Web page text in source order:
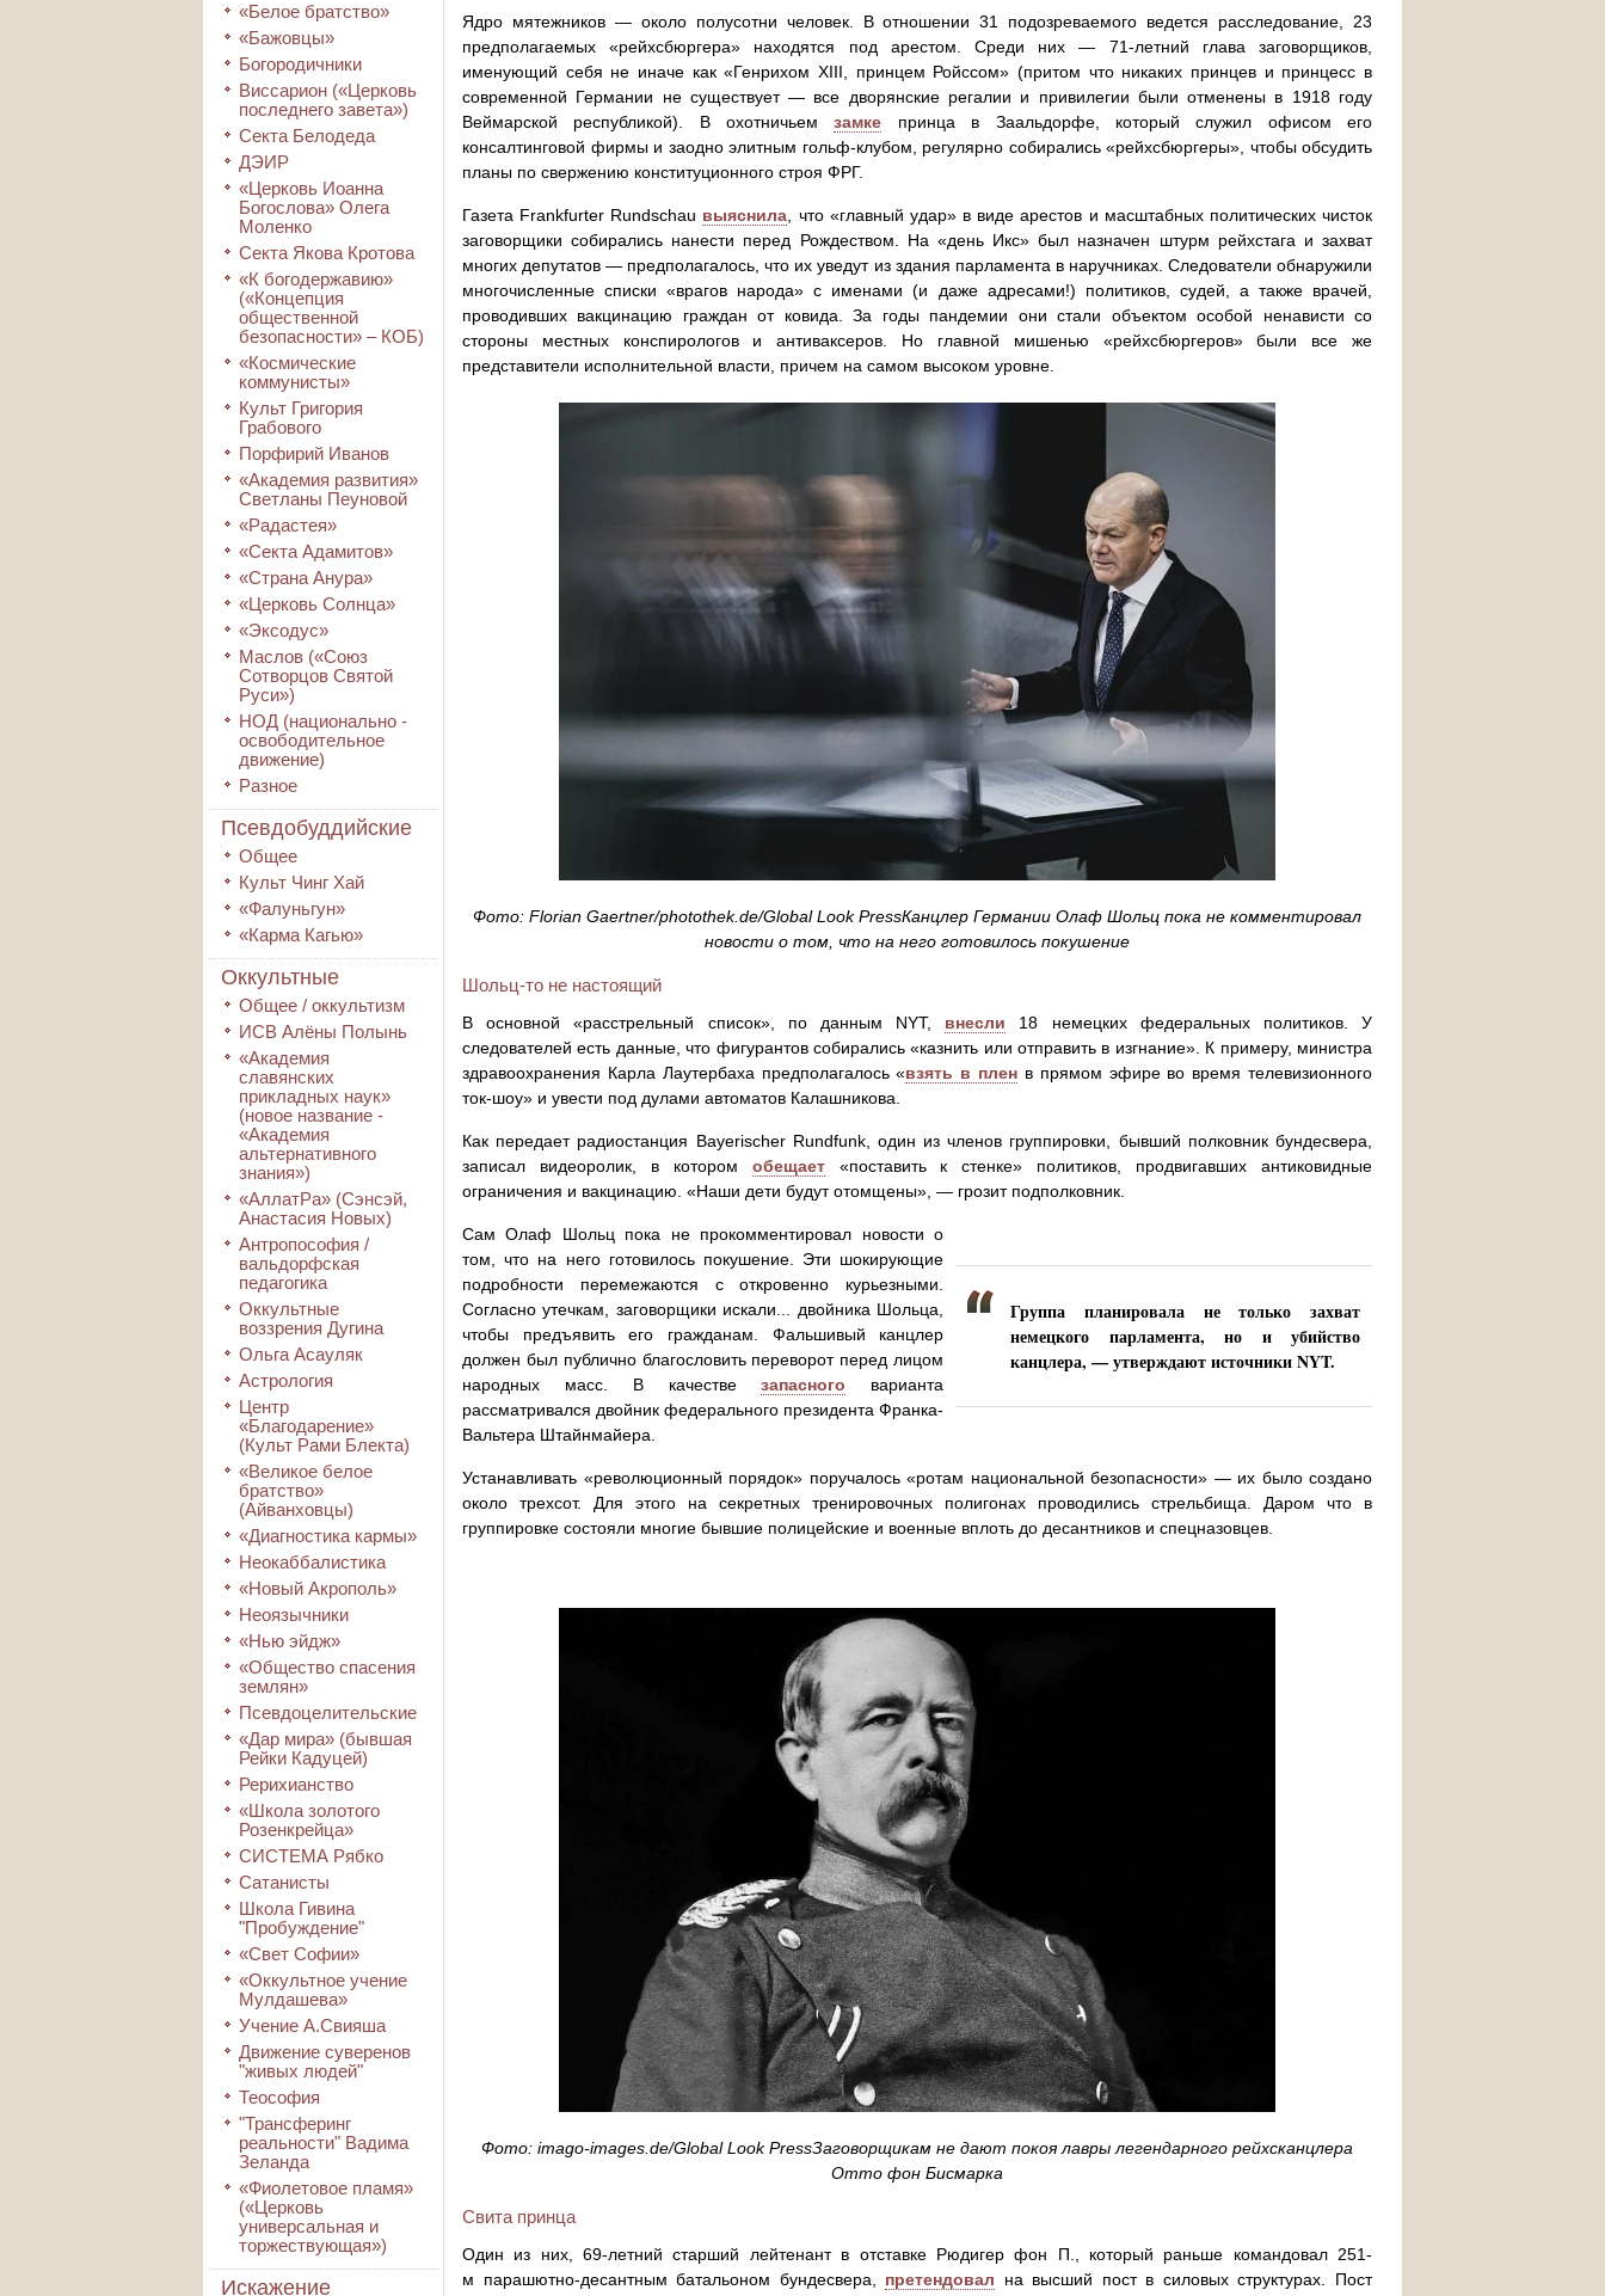
«Белое братство»
«Бажовцы»
Богородичники
Виссарион («Церковь
последнего завета»)
Секта Белодеда
ДЭИР
«Церковь Иоанна
Богослова» Олега
Моленко
Секта Якова Кротова
«К богодержавию»
(«Концепция
общественной
безопасности» – КОБ)
«Космические
коммунисты»
Культ Григория
Грабового
Порфирий Иванов
«Академия развития»
Светланы Пеуновой
«Радастея»
«Секта Адамитов»
«Страна Анура»
«Церковь Солнца»
«Эксодус»
Маслов («Союз
Сотворцов Святой
Руси»)
НОД (национально -
освободительное
движение)
Разное
Псевдобуддийские
Общее
Культ Чинг Хай
«Фалуньгун»
«Карма Кагью»
Оккультные
Общее / оккультизм
ИСВ Алёны Полынь
«Академия
славянских
прикладных наук»
(новое название -
«Академия
альтернативного
знания»)
«АллатРа» (Сэнсэй,
Анастасия Новых)
Антропософия /
вальдорфская
педагогика
Оккультные
воззрения Дугина
Ольга Асауляк
Астрология
Центр
«Благодарение»
(Культ Рами Блекта)
«Великое белое
братство»
(Айванховцы)
«Диагностика кармы»
Неокаббалистика
«Новый Акрополь»
Неоязычники
«Нью эйдж»
«Общество спасения
землян»
Псевдоцелительские
«Дар мира» (бывшая
Рейки Кадуцей)
Рерихианство
«Школа золотого
Розенкрейца»
СИСТЕМА Рябко
Сатанисты
Школа Гивина
"Пробуждение"
«Свет Софии»
«Оккультное учение
Мулдашева»
Учение А.Свияша
Движение суверенов
"живых людей"
Теософия
"Трансферинг
реальности" Вадима
Зеланда
«Фиолетовое пламя»
(«Церковь
универсальная и
торжествующая»)
Искажение
Ядро мятежников — около полусотни человек. В отношении 31 подозреваемого ведется расследование, 23
предполагаемых «рейхсбюргера» находятся под арестом. Среди них — 71-летний глава заговорщиков,
именующий себя не иначе как «Генрихом XIII, принцем Ройссом» (притом что никаких принцев и принцесс в
современной Германии не существует — все дворянские регалии и привилегии были отменены в 1918 году
Веймарской республикой). В охотничьемзамке принца в Заальдорфе, который служил офисом его
консалтинговой фирмы и заодно элитным гольф-клубом, регулярно собирались «рейхсбюргеры», чтобы обсудить
планы по свержению конституционного строя ФРГ.
Газета Frankfurter Rundschau выяснила , что «главный удар» в виде арестов и масштабных политических чисток
заговорщики собирались нанести перед Рождеством. На «день Икс» был назначен штурм рейхстага и захват
многих депутатов — предполагалось, что их уведут из здания парламента в наручниках. Следователи обнаружили
многочисленные списки «врагов народа» с именами (и даже адресами!) политиков, судей, а также врачей,
проводивших вакцинацию граждан от ковида. За годы пандемии они стали объектом особой ненависти со
стороны местных конспирологов и антиваксеров. Но главной мишенью «рейхсбюргеров» были все же
представители исполнительной власти, причем на самом высоком уровне.
Фото: Florian Gaertner/photothek.de/Global Look PressКанцлер Германии Олаф Шольц пока не комментировал
новости о том, что на него готовилось покушение
Шольц-то не настоящий
В основной «расстрельный список», по данным NYT, внесли 18 немецких федеральных политиков. У
следователей есть данные, что фигурантов собирались «казнить или отправить в изгнание». К примеру, министра
здравоохранения Карла Лаутербаха предполагалось «взять в плен в прямом эфире во время телевизионного
ток-шоу» и увести под дулами автоматов Калашникова.
Как передает радиостанция Bayerischer Rundfunk, один из членов группировки, бывший полковник бундесвера,
записал видеоролик, в котором обещает«поставить к стенке» политиков, продвигавших антиковидные
ограничения и вакцинацию. «Наши дети будут отомщены», — грозит подполковник.
Группа планировала не только захват
немецкого парламента, но и убийство
канцлера, — утверждают источники NYT.
Сам Олаф Шольц пока не прокомментировал новости о
том, что на него готовилось покушение. Эти шокирующие
подробности перемежаются с откровенно курьезными.
Согласно утечкам, заговорщики искали... двойника Шольца,
чтобы предъявить его гражданам. Фальшивый канцлер
должен был публично благословить переворот перед лицом
народных масс. В качествезапасного варианта
рассматривался двойник федерального президента Франка-
Вальтера Штайнмайера.
Устанавливать «революционный порядок» поручалось «ротам национальной безопасности» — их было создано
около трехсот. Для этого на секретных тренировочных полигонах проводились стрельбища. Даром что в
группировке состояли многие бывшие полицейские и военные вплоть до десантников и спецназовцев.
Фото: imago-images.de/Global Look PressЗаговорщикам не дают покоя лавры легендарного рейхсканцлера
Отто фон Бисмарка
Свита принца
Один из них, 69-летний старший лейтенант в отставке Рюдигер фон П., который раньше командовал 251-
м парашютно-десантным батальоном бундесвера, претендовал на высший пост в силовых структурах. Пост